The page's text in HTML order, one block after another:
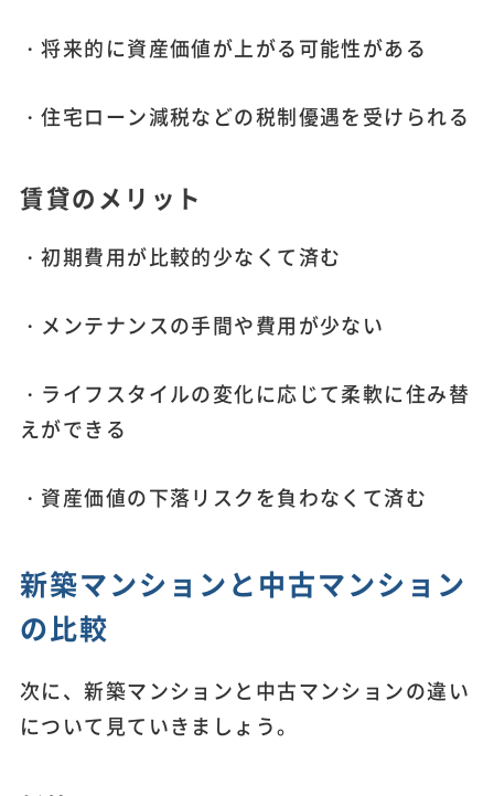
・将来的に資産価値が上がる可能性がある
・住宅ローン減税などの税制優遇を受けられる
賃貸のメリット
・初期費用が比較的少なくて済む
・メンテナンスの手間や費用が少ない
・ライフスタイルの変化に応じて柔軟に住み替
えができる
・資産価値の下落リスクを負わなくて済む
新築マンションと中古マンション
の比較
次に、新築マンションと中古マンションの違い
について見ていきましょう。